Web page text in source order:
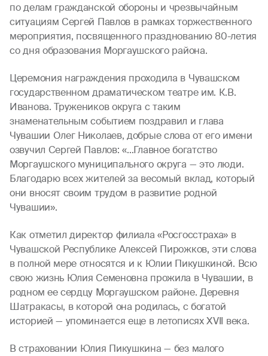
по делам гражданской обороны и чрезвычайным
ситуациям Сергей Павлов в рамках торжественного
мероприятия, посвященного празднованию 80-летия
со дня образования Моргаушского района.
Церемония награждения проходила в Чувашском
государственном драматическом театре им. К.В.
Иванова. Тружеников округа с таким
знаменательным событием поздравил и глава
Чувашии Олег Николаев, добрые слова от его имени
озвучил Сергей Павлов: «…Главное богатство
Моргаушского муниципального округа — это люди.
Благодарю всех жителей за весомый вклад, который
они вносят своим трудом в развитие родной
Чувашии».
Как отметил директор филиала «Росгосстраха» в
Чувашской Республике Алексей Пирожков, эти слова
в полной мере относятся и к Юлии Пикушкиной. Всю
свою жизнь Юлия Семеновна прожила в Чувашии, в
родном ее сердцу Моргаушском районе. Деревня
Шатракасы, в которой она родилась, с богатой
историей — упоминается еще в летописях XVII века.
В страховании Юлия Пикушкина — без малого